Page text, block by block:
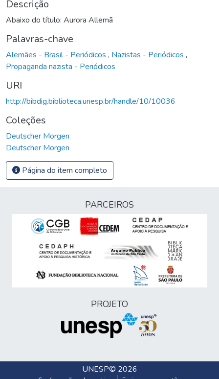
Descrição
Abaixo do título: Aurora Allemã
Palavras-chave
Alemães - Brasil - Periódicos , Nazistas - Periódicos ,
Propaganda nazista - Periódicos
URI
http://bibdig.biblioteca.unesp.br/handle/10/10036
Coleções
Deutscher Morgen
Deutscher Morgen
Página do item completo
PARCEIROS
PROJETO
UNESP© 2026